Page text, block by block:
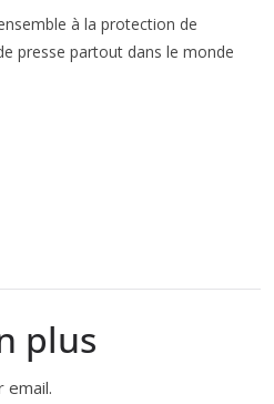
à la protection de
presse partout dans le monde
plus